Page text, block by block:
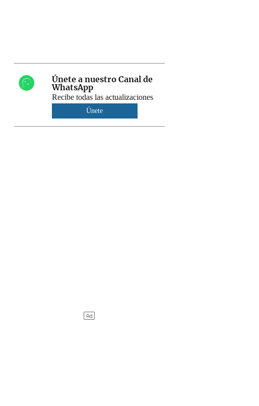
Únete a nuestro Canal de
WhatsApp
Recibe todas las actualizaciones
Únete